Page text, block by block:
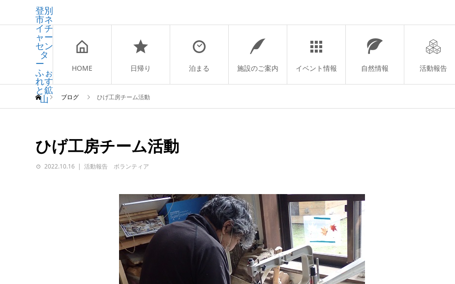
登別
市ネ
イチ
ャー
セン
タ
ー
ふぉ
れす
と鉱
山
HOME 日帰り 泊まる 施設のご案内 イベント情報 自然情報 活動報告
ブログ ひげ工房チーム活動
ひげ工房チーム活動
2022.10.16 活動報告 ボランティア